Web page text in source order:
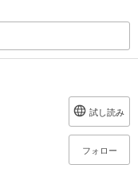
試し読み
フォロー